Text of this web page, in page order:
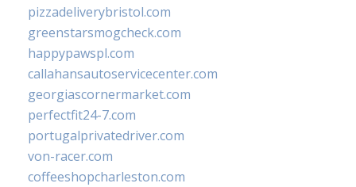
pizzadeliverybristol.com
greenstarsmogcheck.com
happypawspl.com
callahansautoservicecenter.com
georgiascornermarket.com
perfectfit24-7.com
portugalprivatedriver.com
von-racer.com
coffeeshopcharleston.com